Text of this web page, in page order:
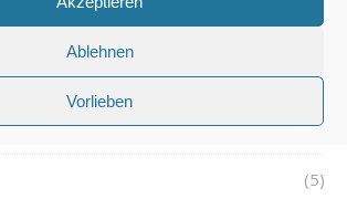
Ablehnen
Vorlieben
(5)
(5)
(5)
(5)